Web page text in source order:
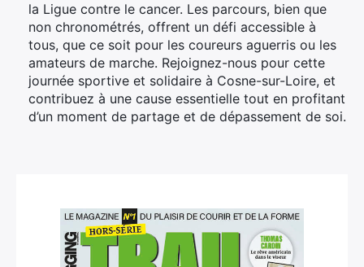
la Ligue contre le cancer. Les parcours, bien que
non chronométrés, offrent un défi accessible à
tous, que ce soit pour les coureurs aguerris ou les
amateurs de marche. Rejoignez-nous pour cette
journée sportive et solidaire à Cosne-sur-Loire, et
contribuez à une cause essentielle tout en profitant
d’un moment de partage et de dépassement de soi.